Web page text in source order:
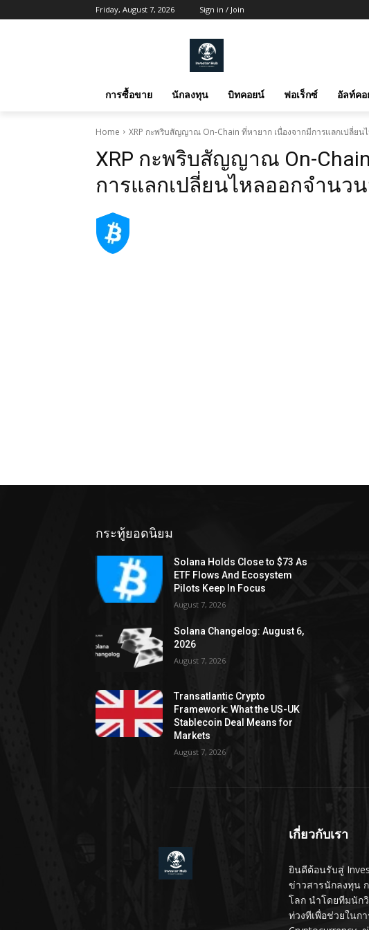
Friday, August 7, 2026 Sign in / Join
การซื้อขาย นักลงทุน บิทคอยน์ ฟอเร็กซ์ อัลท์ค
Home XRP กะพริบสัญญาณ On-Chain ที่หายาก เนื่องจากมีการแลกเปลี่ย
XRP กะพริบสัญญาณ On-
การแลกเปลี่ยนไหลออกจำนว
กระทู้ยอดนิยม
Solana Holds Close to $73 As
ETF Flows And Ecosystem
Pilots Keep In Focus
August 7, 2026
Solana Changelog: August 6,
2026
August 7, 2026
Transatlantic Crypto
Framework: What the US-UK
Stablecoin Deal Means for
Markets
August 7, 2026
เกี่ยวกับเรา
ยินดีต้อนรับสู่
ข่าวสารนักลงทุน
โลก นำโดยทีมนัก
ท่วงทีเพื่อช่วยในก